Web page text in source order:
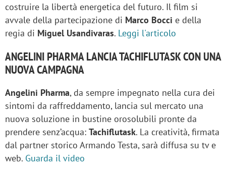
costruire la libertà energetica del futuro. Il film si
avvale della partecipazione di Marco Bocci e della
regia di Miguel Usandivaras. Leggi l'articolo
ANGELINI PHARMA LANCIA TACHIFLUTASK CON UNA
NUOVA CAMPAGNA
Angelini Pharma, da sempre impegnato nella cura dei
sintomi da raffreddamento, lancia sul mercato una
nuova soluzione in bustine orosolubili pronte da
prendere senz’acqua: Tachiflutask. La creatività, firmata
dal partner storico Armando Testa, sarà diffusa su tv e
web. Guarda il video